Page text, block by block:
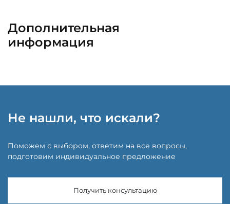
Дополнительная
информация
Не нашли, что искали?
Поможем с выбором, ответим на все вопросы,
подготовим индивидуальное предложение
Получить консультацию